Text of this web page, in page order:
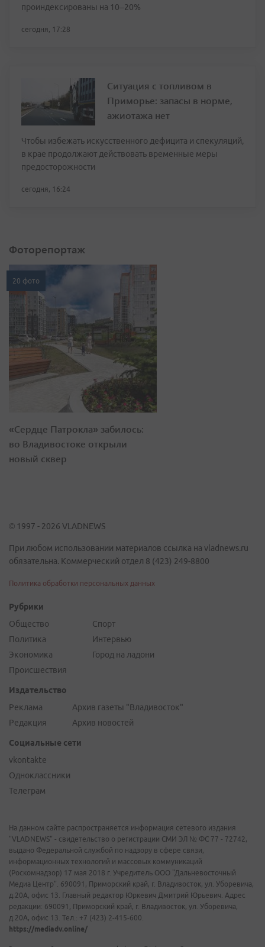
проиндексированы на 10–20%
сегодня, 17:28
Ситуация с топливом в
Приморье: запасы в норме,
ажиотажа нет
Чтобы избежать искусственного дефицита и спекуляций,
в крае продолжают действовать временные меры
предосторожности
сегодня, 16:24
Фоторепортаж
20 фото
«Сердце Патрокла» забилось:
во Владивостоке открыли
новый сквер
© 1997 - 2026 VLADNEWS
При любом использовании материалов ссылка на vladnews.ru
обязательна. Коммерческий отдел 8 (423) 249-8800
Политика обработки персональных данных
Рубрики
Общество
Политика
Экономика
Происшествия
Спорт
Интервью
Город на ладони
Издательство
Реклама
Редакция
Архив газеты "Владивосток"
Архив новостей
Социальные сети
vkontakte
Одноклассники
Телеграм
На данном сайте распространяется информация сетевого издания
"VLADNEWS" - свидетельство о регистрации СМИ ЭЛ № ФС 77 - 72742,
выдано Федеральной службой по надзору в сфере связи,
информационных технологий и массовых коммуникаций
(Роскомнадзор) 17 мая 2018 г. Учредитель ООО "Дальневосточный
Медиа Центр". 690091, Приморский край, г. Владивосток, ул. Уборевича,
д.20А, офис 13. Главный редактор Юркевич Дмитрий Юрьевич. Адрес
редакции: 690091, Приморский край, г. Владивосток, ул. Уборевича,
д.20А, офис 13. Тел.: +7 (423) 2-415-600.
https://mediadv.online/